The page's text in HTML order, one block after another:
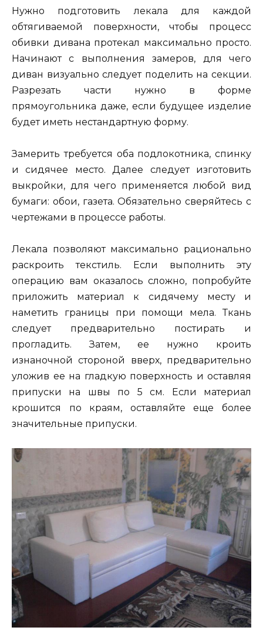
Нужно подготовить лекала для каждой
обтягиваемой поверхности, чтобы процесс
обивки дивана протекал максимально просто.
Начинают с выполнения замеров, для чего
диван визуально следует поделить на секции.
Разрезать части нужно в форме
прямоугольника даже, если будущее изделие
будет иметь нестандартную форму.
Замерить требуется оба подлокотника, спинку
и сидячее место. Далее следует изготовить
выкройки, для чего применяется любой вид
бумаги: обои, газета. Обязательно сверяйтесь с
чертежами в процессе работы.
Лекала позволяют максимально рационально
раскроить текстиль. Если выполнить эту
операцию вам оказалось сложно, попробуйте
приложить материал к сидячему месту и
наметить границы при помощи мела. Ткань
следует предварительно постирать и
прогладить. Затем, ее нужно кроить
изнаночной стороной вверх, предварительно
уложив ее на гладкую поверхность и оставляя
припуски на швы по 5 см. Если материал
крошится по краям, оставляйте еще более
значительные припуски.